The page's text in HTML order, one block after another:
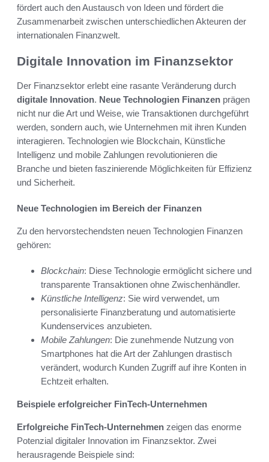
fördert auch den Austausch von Ideen und fördert die
Zusammenarbeit zwischen unterschiedlichen Akteuren der
internationalen Finanzwelt.
Digitale Innovation im Finanzsektor
Der Finanzsektor erlebt eine rasante Veränderung durch
digitale Innovation. Neue Technologien Finanzen prägen
nicht nur die Art und Weise, wie Transaktionen durchgeführt
werden, sondern auch, wie Unternehmen mit ihren Kunden
interagieren. Technologien wie Blockchain, Künstliche
Intelligenz und mobile Zahlungen revolutionieren die
Branche und bieten faszinierende Möglichkeiten für Effizienz
und Sicherheit.
Neue Technologien im Bereich der Finanzen
Zu den hervorstechendsten neuen Technologien Finanzen
gehören:
Blockchain: Diese Technologie ermöglicht sichere und
transparente Transaktionen ohne Zwischenhändler.
Künstliche Intelligenz: Sie wird verwendet, um
personalisierte Finanzberatung und automatisierte
Kundenservices anzubieten.
Mobile Zahlungen: Die zunehmende Nutzung von
Smartphones hat die Art der Zahlungen drastisch
verändert, wodurch Kunden Zugriff auf ihre Konten in
Echtzeit erhalten.
Beispiele erfolgreicher FinTech-Unternehmen
Erfolgreiche FinTech-Unternehmen zeigen das enorme
Potenzial digitaler Innovation im Finanzsektor. Zwei
herausragende Beispiele sind: